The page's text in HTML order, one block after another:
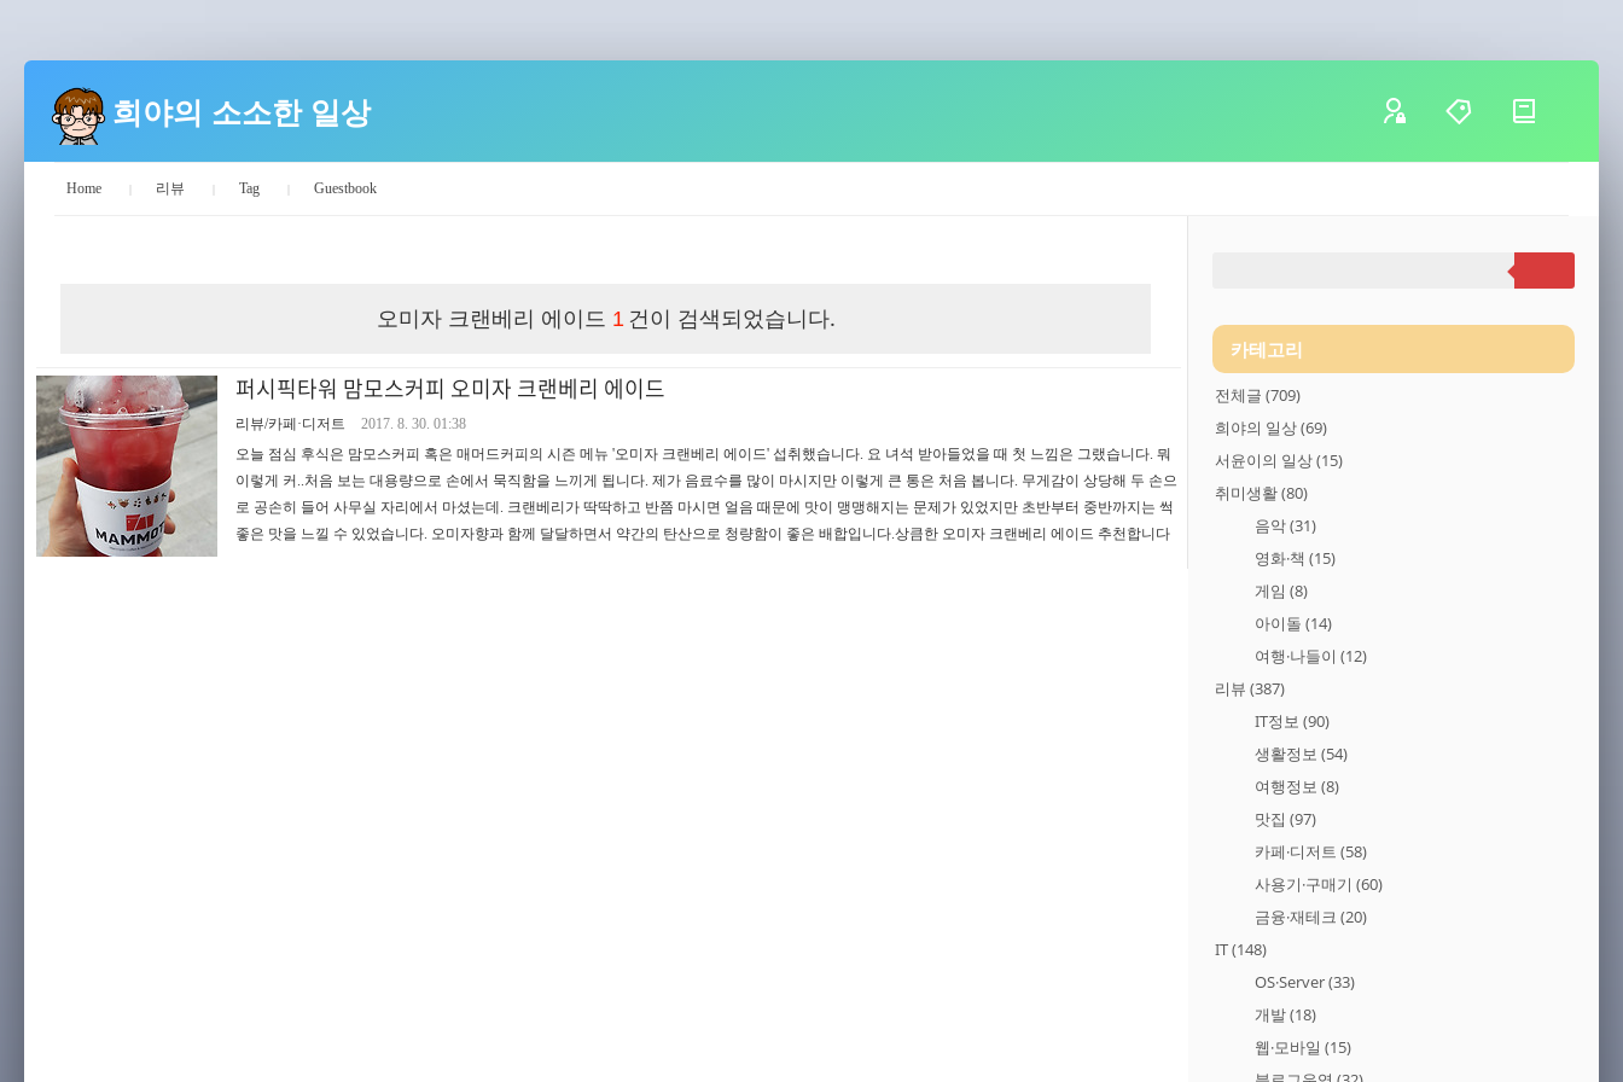
희야의 소소한 일상
Home 리뷰 Tag Guestbook
오미자 크랜베리 에이드 1 건이 검색되었습니다.
퍼시픽타워 맘모스커피 오미자 크랜베리 에이드
리뷰/카페·디저트
2017. 8. 30. 01:38
오늘 점심 후식은 맘모스커피 혹은 매머드커피의 시즌 메뉴 '오미자 크랜베리 에이드' 섭취했습니다. 요 녀석 받아들었을 때 첫 느낌은 그랬습니다. 뭐
이렇게 커..처음 보는 대용량으로 손에서 묵직함을 느끼게 됩니다. 제가 음료수를 많이 마시지만 이렇게 큰 통은 처음 봅니다. 무게감이 상당해 두 손으
로 공손히 들어 사무실 자리에서 마셨는데. 크랜베리가 딱딱하고 반쯤 마시면 얼음 때문에 맛이 맹맹해지는 문제가 있었지만 초반부터 중반까지는 썩
좋은 맛을 느낄 수 있었습니다. 오미자향과 함께 달달하면서 약간의 탄산으로 청량함이 좋은 배합입니다.상큼한 오미자 크랜베리 에이드 추천합니다
카테고리
전체글 (709)
희야의 일상(69)
서윤이의 일상(15)
취미생활(80)
음악(31)
영화·책 (15)
게임 (8)
아이돌 (14)
여행·나들이 (12)
리뷰 (387)
IT정보 (90)
생활정보 (54)
여행정보 (8)
맛집 (97)
카페·디저트 (58)
사용기·구매기 (60)
금융·재테크 (20)
IT(148)
OS·Server(33)
개발(18)
웹·모바일 (15)